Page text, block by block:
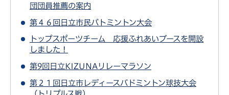
団団員推薦の案内
第４６回日立市民バトミントン大会
トップスポーツチーム 応援ふれあいブースを開設
しました！
第9回日立KIZUNAリレーマラソン
第２１回日立市レディースバドミントン球技大会
（トリプルス戦）